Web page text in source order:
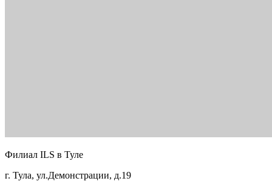
Филиал ILS в Туле
г. Тула, ул.Демонстрации, д.19